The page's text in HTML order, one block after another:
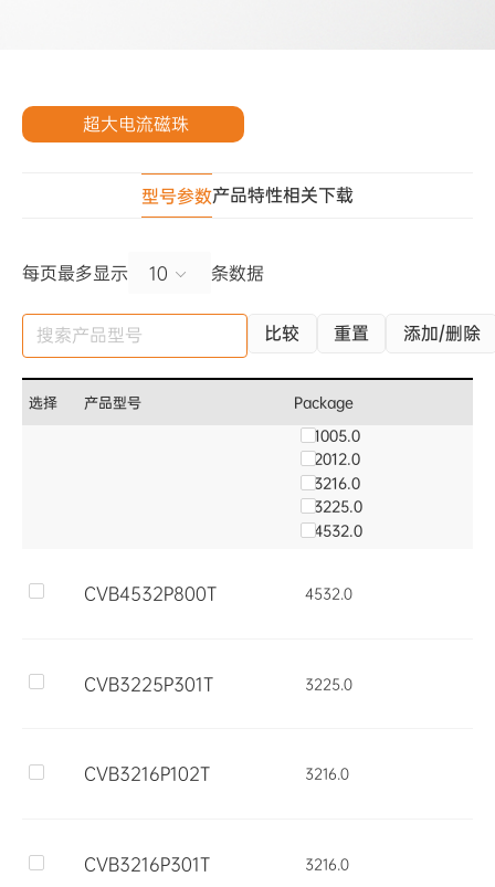
超大电流磁珠
型号参数产品特性相关下载
每页最多显示 10 条数据
比较 重置 添加/删除
选择 产品型号
Package
1005.0
2012.0
3216.0
3225.0
4532.0
CVB4532P800T 4532.0
CVB3225P301T 3225.0
CVB3216P102T 3216.0
CVB3216P301T 3216.0